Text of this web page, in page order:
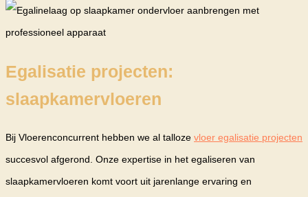
Egalisatie projecten:
slaapkamervloeren
Bij Vloerenconcurrent hebben we al talloze vloer egalisatie projecten
succesvol afgerond. Onze expertise in het egaliseren van
slaapkamervloeren komt voort uit jarenlange ervaring en